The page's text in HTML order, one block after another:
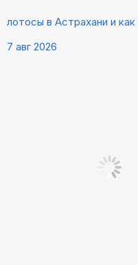
лотосы в Астрахани и
7 авг 2026